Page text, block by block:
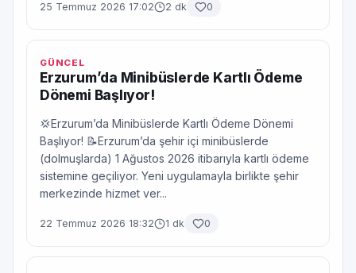
25 Temmuz 2026 17:02 2 dk 0
GÜNCEL
Erzurum’da Minibüslerde Kartlı Ödeme
Dönemi Başlıyor!
💢Erzurum’da Minibüslerde Kartlı Ödeme Dönemi
Başlıyor! 📝Erzurum’da şehir içi minibüslerde
(dolmuşlarda) 1 Ağustos 2026 itibarıyla kartlı ödeme
sistemine geçiliyor. Yeni uygulamayla birlikte şehir
merkezinde hizmet ver...
22 Temmuz 2026 18:32 1 dk 0